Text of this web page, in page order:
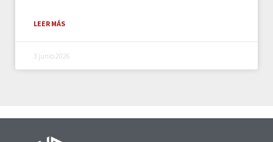
LEER MÁS
3 junio 2026